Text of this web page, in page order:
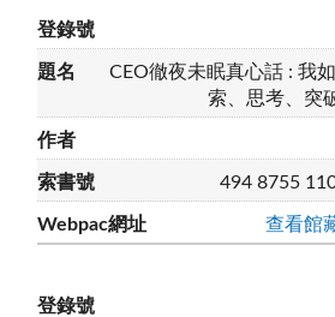
CEO徹夜未眠真心話 : 我
索、思考、突
494 8755
查看館